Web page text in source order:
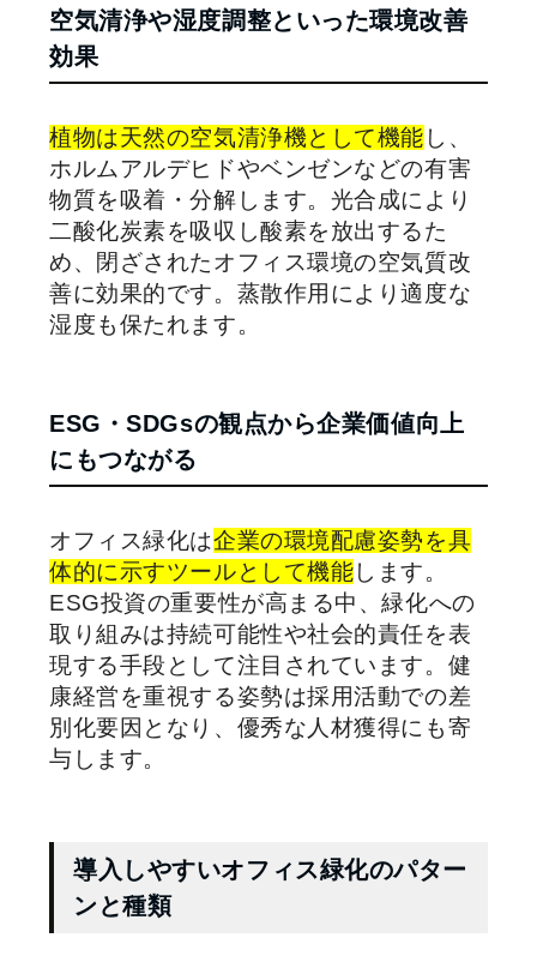
空気清浄や湿度調整といった環境改善
効果
植物は天然の空気清浄機として機能 し、
ホルムアルデヒドやベンゼンなどの有害
物質を吸着・分解します。光合成により
二酸化炭素を吸収し酸素を放出するた
め、閉ざされたオフィス環境の空気質改
善に効果的です。蒸散作用により適度な
湿度も保たれます。
ESG・SDGsの観点から企業価値向上
にもつながる
オフィス緑化は企業の環境配慮姿勢を具
体的に示すツールとして機能します。
ESG投資の重要性が高まる中、緑化への
取り組みは持続可能性や社会的責任を表
現する手段として注目されています。健
康経営を重視する姿勢は採用活動での差
別化要因となり、優秀な人材獲得にも寄
与します。
導入しやすいオフィス緑化のパター
ンと種類